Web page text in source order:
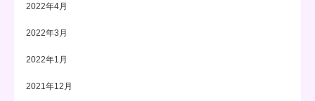
2022年4月
2022年3月
2022年1月
2021年12月